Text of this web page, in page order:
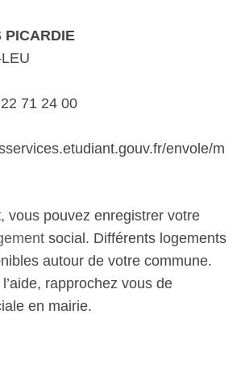
PICARDIE
71 24 00
envole/m
vous pouvez enregistrer votre
social. Différents logements
autour de votre commune.
rapprochez vous de
en mairie.